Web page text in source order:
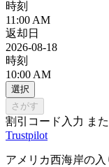
時刻
11:00 AM
返却日
2026-08-18
時刻
10:00 AM
選択
さがす
割引コード入力 ま
Trustpilot
アメリカ西海岸の